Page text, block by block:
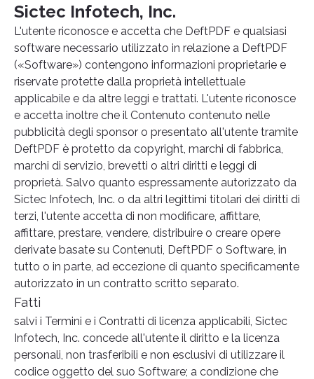
Sictec Infotech, Inc.
L'utente riconosce e accetta che DeftPDF e qualsiasi
software necessario utilizzato in relazione a DeftPDF
(«Software») contengono informazioni proprietarie e
riservate protette dalla proprietà intellettuale
applicabile e da altre leggi e trattati. L'utente riconosce
e accetta inoltre che il Contenuto contenuto nelle
pubblicità degli sponsor o presentato all'utente tramite
DeftPDF è protetto da copyright, marchi di fabbrica,
marchi di servizio, brevetti o altri diritti e leggi di
proprietà. Salvo quanto espressamente autorizzato da
Sictec Infotech, Inc. o da altri legittimi titolari dei diritti di
terzi, l'utente accetta di non modificare, affittare,
affittare, prestare, vendere, distribuire o creare opere
derivate basate su Contenuti, DeftPDF o Software, in
tutto o in parte, ad eccezione di quanto specificamente
autorizzato in un contratto scritto separato.
Fatti
salvi i Termini e i Contratti di licenza applicabili, Sictec
Infotech, Inc. concede all'utente il diritto e la licenza
personali, non trasferibili e non esclusivi di utilizzare il
codice oggetto del suo Software; a condizione che